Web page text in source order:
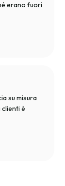
erano fuori
su misura
è